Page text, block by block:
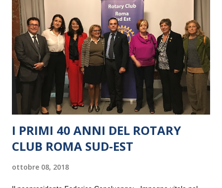
I PRIMI 40 ANNI DEL ROTARY
CLUB ROMA SUD-EST
ottobre 08, 2018